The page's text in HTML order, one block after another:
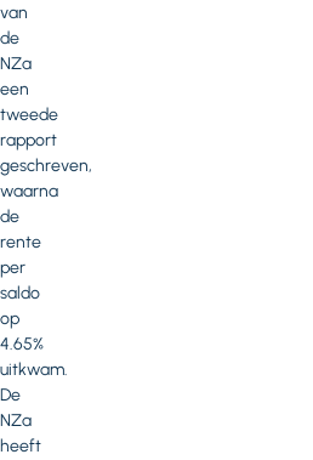
van
de
NZa
een
tweede
rapport
geschreven,
waarna
de
rente
per
saldo
op
4.65%
uitkwam.
De
NZa
heeft